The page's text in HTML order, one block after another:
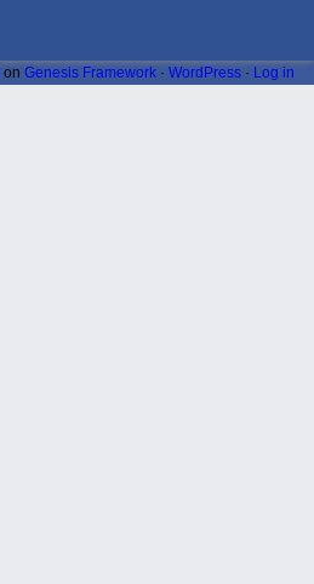
on Genesis Framework · WordPress · Log in